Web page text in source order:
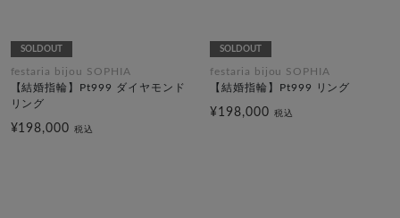
SOLDOUT
festaria bijou SOPHIA
【結婚指輪】Pt999 ダイヤモンド
リング
¥198,000税込
SOLDOUT
festaria bijou SOPHIA
【結婚指輪】Pt999 リング
¥198,000 税込